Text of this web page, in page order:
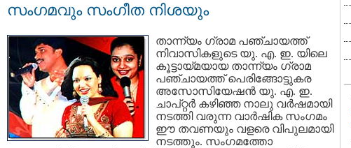
സംഗമവും സംഗീത നിശയും
താന്ന്യം ഗ്രാമ പഞ്ചായത്ത്
നിവാസികളുടെ യു. എ. ഇ. യിലെ
കൂട്ടായ്മയായ താന്ന്യം ഗ്രാമ
പഞ്ചായത്ത് പെരിങ്ങോട്ടുകര
അസോസിയേഷന്‍ യു. എ. ഇ.
ചാപ്റ്റര്‍ കഴിഞ്ഞ നാലു വര്‍ഷമായി
നടത്തി വരുന്ന വാര്‍ഷിക സംഗമം
ഈ തവണയും വളരെ വിപുലമായി
നടത്തും. സംഗമത്തോ